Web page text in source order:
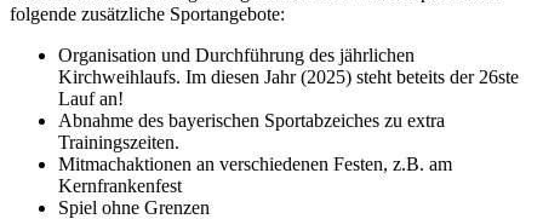
folgende zusätzliche Sportangebote:
Organisation und Durchführung des jährlichen
Kirchweihlaufs. Im diesen Jahr (2025) steht beteits der 26ste
Lauf an!
Abnahme des bayerischen Sportabzeiches zu extra
Trainingszeiten.
Mitmachaktionen an verschiedenen Festen, z.B. am
Kernfrankenfest
Spiel ohne Grenzen